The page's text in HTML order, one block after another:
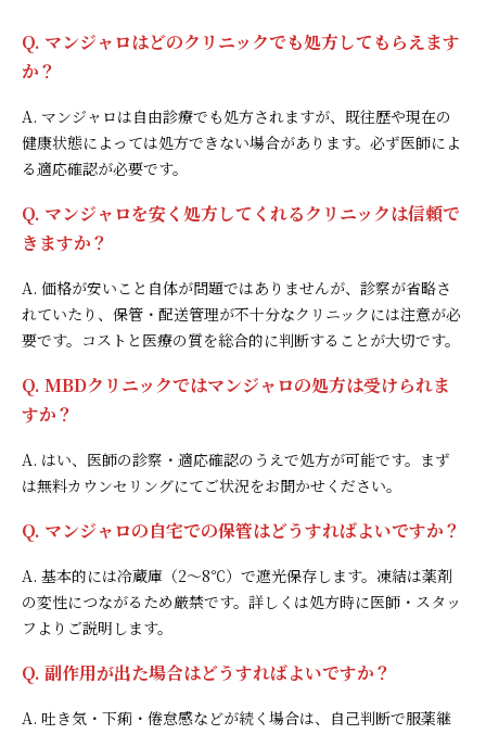
Q. マンジャロはどのクリニックでも処方してもらえます
か？
A. マンジャロは自由診療でも処方されますが、既往歴や現在の
健康状態によっては処方できない場合があります。必ず医師によ
る適応確認が必要です。
Q. マンジャロを安く処方してくれるクリニックは信頼で
きますか？
A. 価格が安いこと自体が問題ではありませんが、診察が省略さ
れていたり、保管・配送管理が不十分なクリニックには注意が必
要です。コストと医療の質を総合的に判断することが大切です。
Q. MBDクリニックではマンジャロの処方は受けられま
すか？
A. はい、医師の診察・適応確認のうえで処方が可能です。まず
は無料カウンセリングにてご状況をお聞かせください。
Q. マンジャロの自宅での保管はどうすればよいですか？
A. 基本的には冷蔵庫（2〜8℃）で遮光保存します。凍結は薬剤
の変性につながるため厳禁です。詳しくは処方時に医師・スタッ
フよりご説明します。
Q. 副作用が出た場合はどうすればよいですか？
A. 吐き気・下痢・倦怠感などが続く場合は、自己判断で服薬継